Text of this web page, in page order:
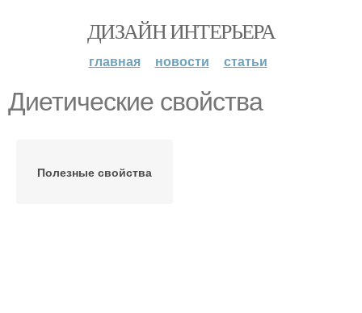
ДИЗАЙН ИНТЕРЬЕРА
главная новости статьи
Диетические свойства
Полезные свойства